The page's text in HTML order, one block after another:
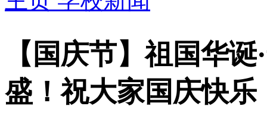
【国庆节】祖国华
盛！祝大家国庆快乐